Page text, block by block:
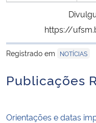
Gabinete de Segurança
Advocacia-Geral da União
Banco Central do Brasil
https://
Registrado em
NOTÍCIAS
Publicações
Orientações e datas